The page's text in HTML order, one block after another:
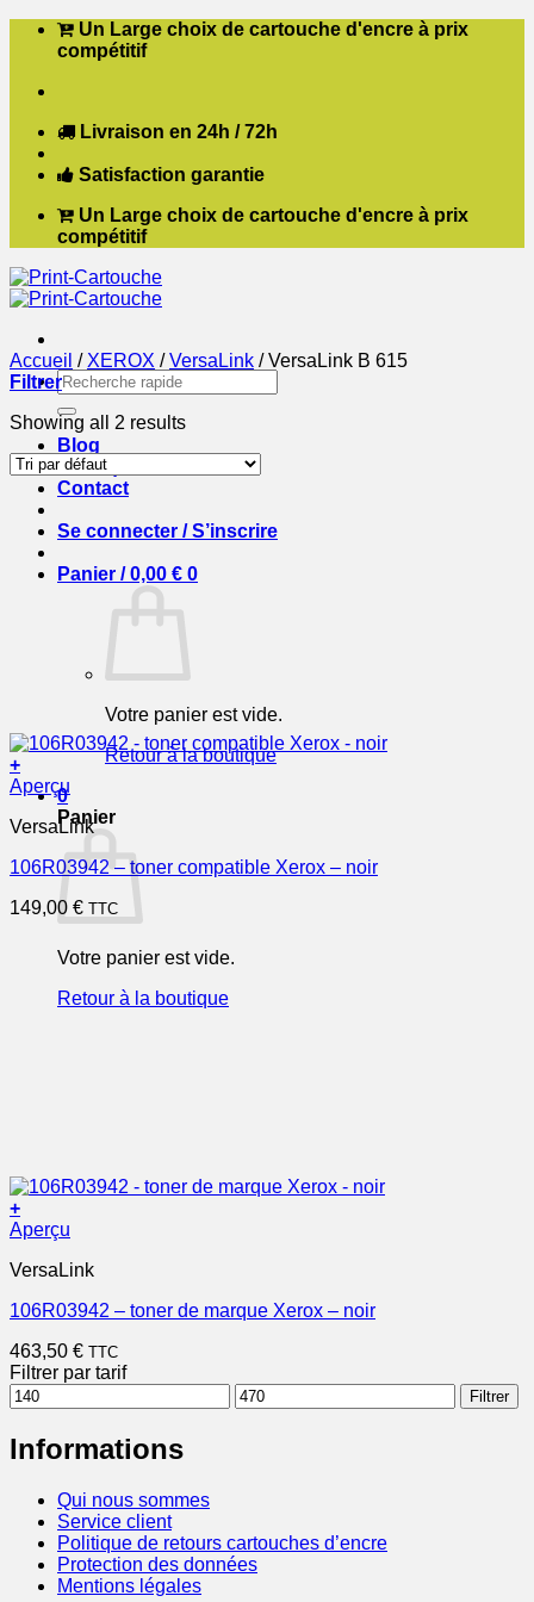
Passer Un Large choix de cartouche d'encre à prix
compétitif
Livraison en 24h / 72h
Satisfaction garantie
Un Large choix de cartouche d'encre à prix
compétitif
Recherche
pour :
Blog
Boutique
Contact
Se connecter / S’inscrire
Panier /0,00 € 0
Votre panier est vide.
Retour à la boutique
0
Panier
Votre panier est vide.
Retour à la boutique
Accueil / XEROX / VersaLink /VersaLink B 615
Filtrer
Showing all 2 results
+
Aperçu
VersaLink
106R03942 – toner compatible Xerox – noir
149,00 € TTC
+
Aperçu
VersaLink
106R03942 – toner de marque Xerox – noir
463,50 € TTC
Filtrer par tarif
Prix
min
Prix
max
Filtrer
Informations
Qui nous sommes
Service client
Politique de retours cartouches d’encre
Protection des données
Mentions légales